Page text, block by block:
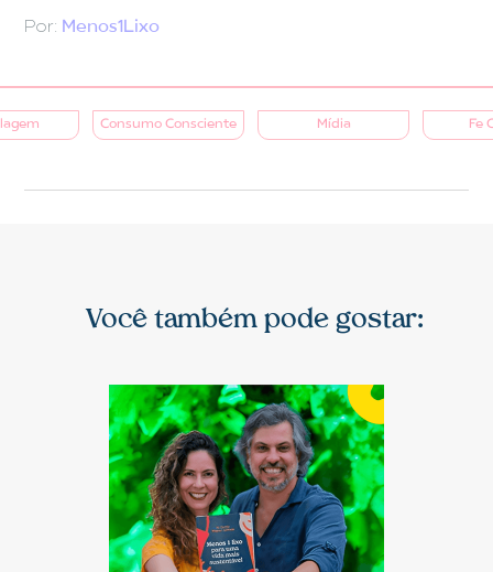
Menos1Lixo
Por:
Consumo Consciente Mídia Fe
Você também pode gostar: